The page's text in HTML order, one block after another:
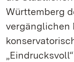
Württemberg
vergänglichen